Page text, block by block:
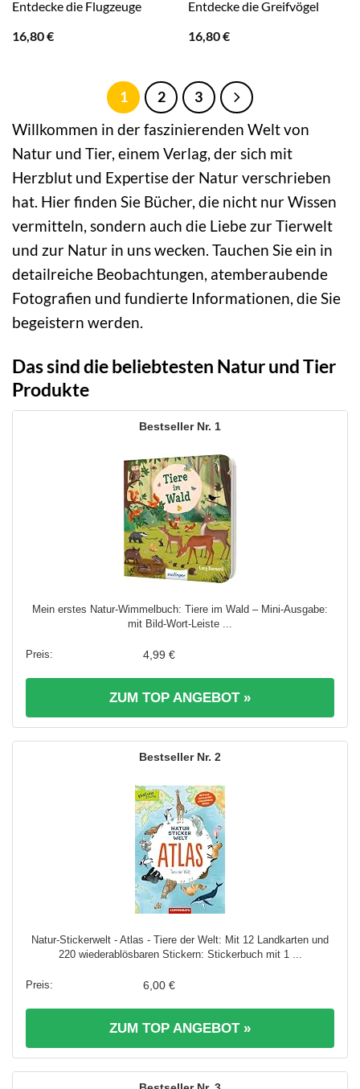
Entdecke die Flugzeuge
16,80€
Entdecke die Greifvögel
16,80€
1 2 3
Willkommen in der faszinierenden Welt von
Natur und Tier, einem Verlag, der sich mit
Herzblut und Expertise der Natur verschrieben
hat. Hier finden Sie Bücher, die nicht nur Wissen
vermitteln, sondern auch die Liebe zur Tierwelt
und zur Natur in uns wecken. Tauchen Sie ein in
detailreiche Beobachtungen, atemberaubende
Fotografien und fundierte Informationen, die Sie
begeistern werden.
Das sind die beliebtesten Natur und Tier
Produkte
1
Mein erstes Natur-Wimmelbuch: Tiere im Wald – Mini-Ausgabe:
mit Bild-Wort-Leiste ...
4,99 €
ZUM TOP ANGEBOT »
2
Natur-Stickerwelt - Atlas - Tiere der Welt: Mit 12 Landkarten und
220 wiederablösbaren Stickern: Stickerbuch mit 1 ...
6,00 €
ZUM TOP ANGEBOT »